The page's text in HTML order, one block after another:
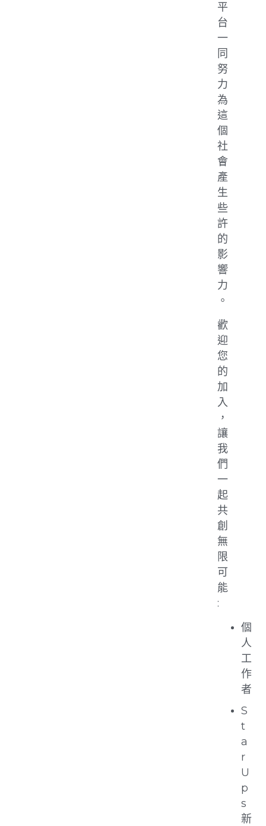
平
台
一
同
努
力
為
這
個
社
會
產
生
些
許
的
影
響
力
。
歡
迎
您
的
加
入
，
讓
我
們
一
起
共
創
無
限
可
能
:
個
人
工
作
者
S
t
a
r
U
p
s
新